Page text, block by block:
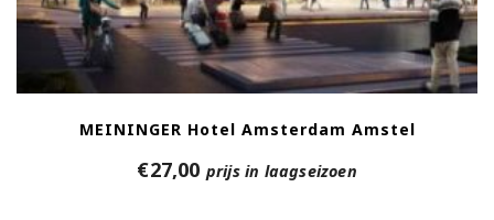
MEININGER Hotel Amsterdam Amstel
€27,00 prijs in laagseizoen